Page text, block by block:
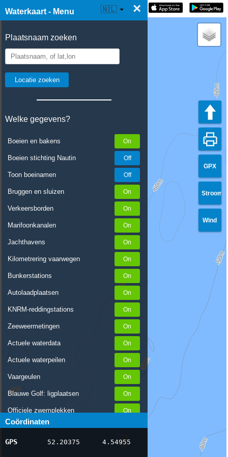
Waterkaart - Menu ×
Plaatsnaam zoeken
Welke gegevens?
Boeien en bakens
Boeien stichting Nautin
Toon boeinamen
Bruggen en sluizen
Verkeersborden
Marifoonkanalen
Jachthavens
Kilometrering vaarwegen
Bunkerstations
Autolaadplaatsen
KNRM-reddingstations
Zeeweermetingen
Actuele waterdata
Actuele waterpeilen
Vaargeulen
Blauwe Golf: ligplaatsen
Officiele zwemplekken
Stremmingen/hinder
AIS scheepsposities
Coördinaten
GPS 52.20375 4.54955
☰ Waterkaart Live 🇳🇱
GPX
Stroom
Wind